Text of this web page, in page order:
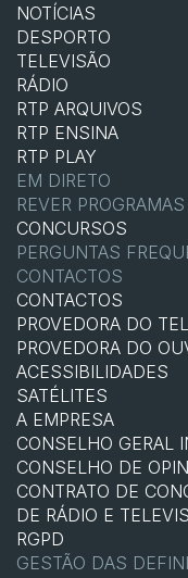
NOTÍCIAS
DESPORTO
TELEVISÃO
RÁDIO
RTP ARQUIVOS
RTP ENSINA
RTP PLAY
EM DIRETO
REVER PROGRAMAS
CONCURSOS
PERGUNTAS
CONTACTOS
CONTACTOS
PROVEDORA DO
PROVEDORA DO
ACESSIBILIDADES
SATÉLITES
A EMPRESA
CONSELHO GERAL
CONSELHO DE
CONTRATO DE
DE RÁDIO E
RGPD
GESTÃO DAS